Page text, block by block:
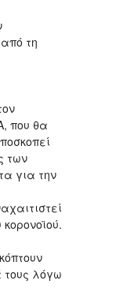
τη
που θα
των
για την
τους λόγω